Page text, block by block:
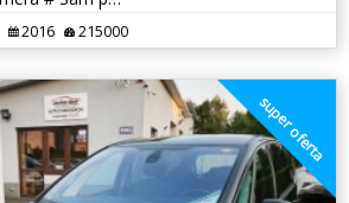
2016 215000
super oferta